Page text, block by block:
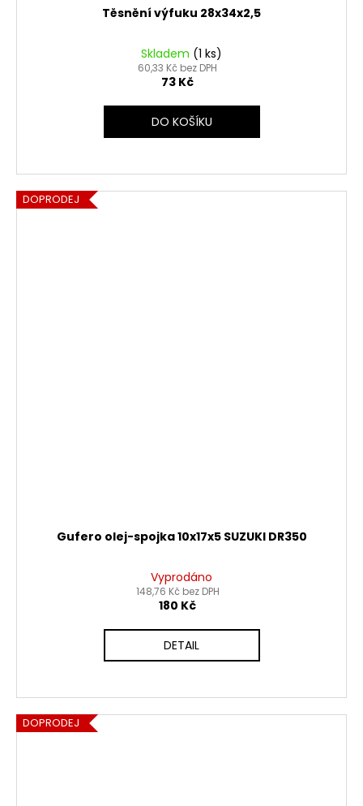
Těsnění výfuku 28x34x2,5
Skladem (1 ks)
60,33 Kč bez DPH
73 Kč
DO KOŠÍKU
DOPRODEJ
Gufero olej-spojka 10x17x5 SUZUKI DR350
Vyprodáno
148,76 Kč bez DPH
180 Kč
DETAIL
DOPRODEJ